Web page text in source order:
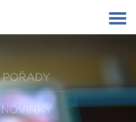
POŘADY
NOVINKY